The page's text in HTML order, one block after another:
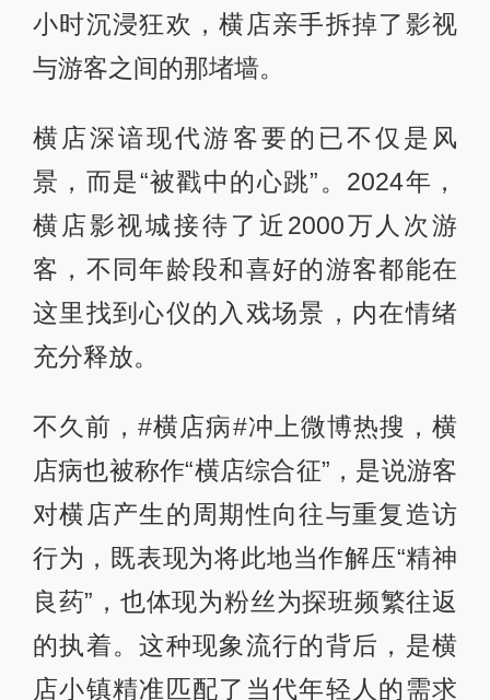
小时沉浸狂欢，横店亲手拆掉了影视
与游客之间的那堵墙。
横店深谙现代游客要的已不仅是风
景，而是“被戳中的心跳”。2024年，
横店影视城接待了近2000万人次游
客，不同年龄段和喜好的游客都能在
这里找到心仪的入戏场景，内在情绪
充分释放。
不久前，#横店病#冲上微博热搜，横
店病也被称作“横店综合征”，是说游客
对横店产生的周期性向往与重复造访
行为，既表现为将此地当作解压“精神
良药”，也体现为粉丝为探班频繁往返
的执着。这种现象流行的背后，是横
店小镇精准匹配了当代年轻人的需求